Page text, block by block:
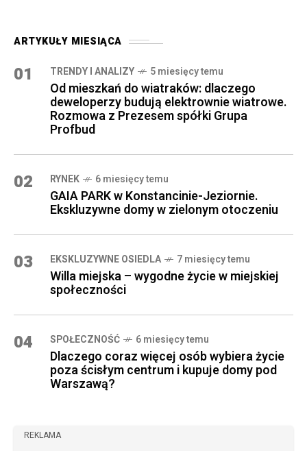
ARTYKUŁY MIESIĄCA
01 TRENDY I ANALIZY 5 miesięcy temu
Od mieszkań do wiatraków: dlaczego
deweloperzy budują elektrownie wiatrowe.
Rozmowa z Prezesem spółki Grupa
Profbud
02 RYNEK 6 miesięcy temu
GAIA PARK w Konstancinie-Jeziornie.
Ekskluzywne domy w zielonym otoczeniu
03 EKSKLUZYWNE OSIEDLA 7 miesięcy temu
Willa miejska – wygodne życie w miejskiej
społeczności
04 SPOŁECZNOŚĆ 6 miesięcy temu
Dlaczego coraz więcej osób wybiera życie
poza ścisłym centrum i kupuje domy pod
Warszawą?
REKLAMA